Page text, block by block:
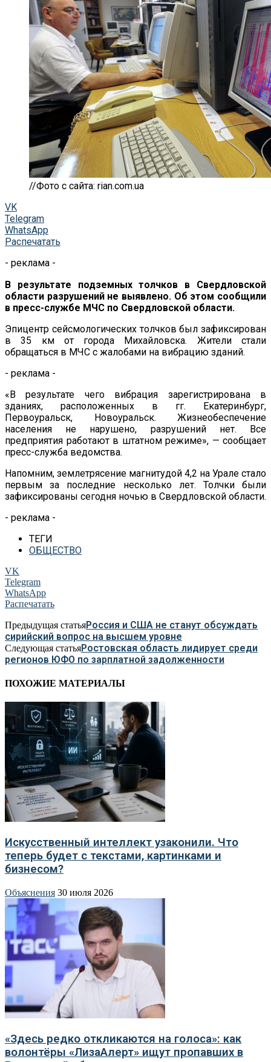
//Фото с сайта: rian.com.ua
VK
Telegram
WhatsApp
Распечатать
- реклама -
В результате подземных толчков в Свердловской
области разрушений не выявлено. Об этом сообщили
в пресс-службе МЧС по Свердловской области.
Эпицентр сейсмологических толчков был зафиксирован
в 35 км от города Михайловска. Жители стали
обращаться в МЧС с жалобами на вибрацию зданий.
- реклама -
«В результате чего вибрация зарегистрирована в
зданиях, расположенных в гг. Екатеринбург,
Первоуральск, Новоуральск. Жизнеобеспечение
населения не нарушено, разрушений нет. Все
предприятия работают в штатном режиме», — сообщает
пресс-служба ведомства.
Напомним, землетрясение магнитудой 4,2 на Урале стало
первым за последние несколько лет. Толчки были
зафиксированы сегодня ночью в Свердловской области.
- реклама -
ТЕГИ
ОБЩЕСТВО
VK
Telegram
WhatsApp
Распечатать
Предыдущая статьяРоссия и США не станут обсуждать
сирийский вопрос на высшем уровне
Следующая статьяРостовская область лидирует среди
регионов ЮФО по зарплатной задолженности
ПОХОЖИЕ МАТЕРИАЛЫ
Искусственный интеллект узаконили. Что
теперь будет с текстами, картинками и
бизнесом?
Объяснения 30 июля 2026
«Здесь редко откликаются на голоса»: как
волонтёры «ЛизаАлерт» ищут пропавших в